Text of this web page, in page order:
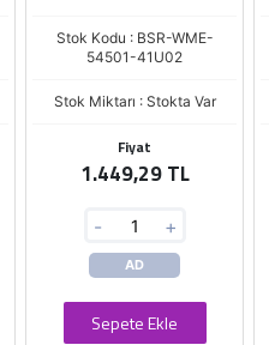
Stok Kodu : BSR-WME-
54501-41U02
Stok Miktarı : Stokta Var
Fiyat
1.449,29 TL
- +
AD
Sepete Ekle